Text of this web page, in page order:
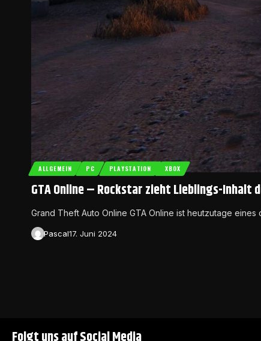
ALLGEMEIN PC PLAYSTATION XBOX
GTA Online – Rockstar zieht Lieblings-Inhalt
Grand Theft Auto Online GTA Online ist heutzutage
Pascal17. Juni 2024